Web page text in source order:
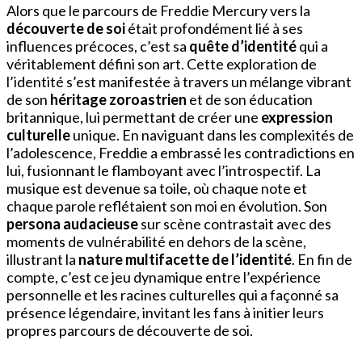
Alors que le parcours de Freddie Mercury vers la
découverte de soiétait profondément lié à ses
influences précoces, c’est sa quête d’identitéqui a
véritablement défini son art. Cette exploration de
l’identité s’est manifestée à travers un mélange vibrant
de son héritage zoroastrien et de son éducation
britannique, lui permettant de créer une expression
culturelleunique. En naviguant dans les complexités de
l’adolescence, Freddie a embrassé les contradictions en
lui, fusionnant le flamboyant avec l’introspectif. La
musique est devenue sa toile, où chaque note et
chaque parole reflétaient son moi en évolution. Son
persona audacieusesur scène contrastait avec des
moments de vulnérabilité en dehors de la scène,
illustrant la nature multifacette de l’identité. En fin de
compte, c’est ce jeu dynamique entre l’expérience
personnelle et les racines culturelles qui a façonné sa
présence légendaire, invitant les fans à initier leurs
propres parcours de découverte de soi.